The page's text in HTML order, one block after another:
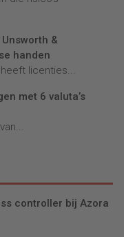
&
handen
licenties...
met 6 valuta’s
controller bij Azora